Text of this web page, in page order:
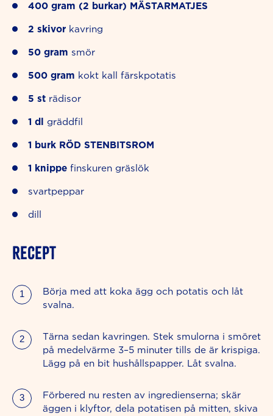
400 gram (2 burkar) MÄSTARMATJES
2 skivor kavring
50 gram smör
500 gram kokt kall färskpotatis
5 st rädisor
1 dl gräddfil
1 burk RÖD STENBITSROM
1 knippe finskuren gräslök
svartpeppar
dill
RECEPT
Börja med att koka ägg och potatis och låt
svalna.
Tärna sedan kavringen. Stek smulorna i smöret
på medelvärme 3–5 minuter tills de är krispiga.
Lägg på en bit hushållspapper. Låt svalna.
Förbered nu resten av ingredienserna; skär
äggen i klyftor, dela potatisen på mitten, skiva